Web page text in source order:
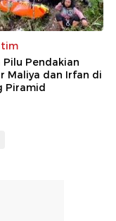
Pilu Pendakian
Maliya dan Irfan di
Piramid